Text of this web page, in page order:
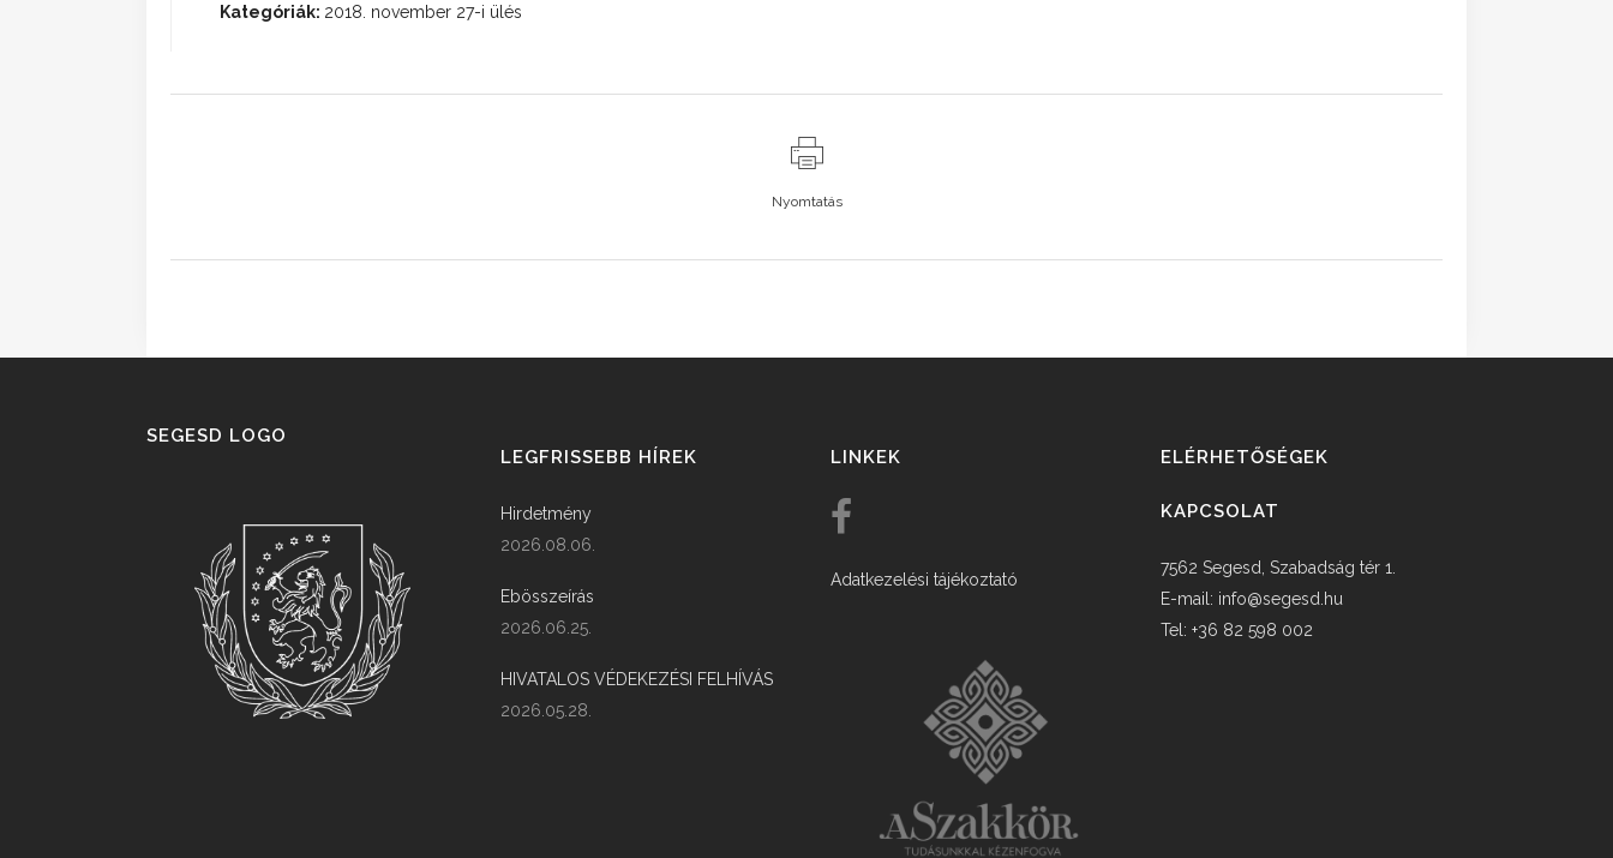
Kategóriák: 2018. november 27-i ülés
Nyomtatás
SEGESD LOGO
LEGFRISSEBB HÍREK
Hirdetmény
2026.08.06.
Ebösszeírás
2026.06.25.
HIVATALOS VÉDEKEZÉSI FELHÍVÁS
2026.05.28.
LINKEK
Adatkezelési tájékoztató
ELÉRHETŐSÉGEK
KAPCSOLAT
7562 Segesd, Szabadság tér 1.
E-mail: info@segesd.hu
Tel: +36 82 598 002